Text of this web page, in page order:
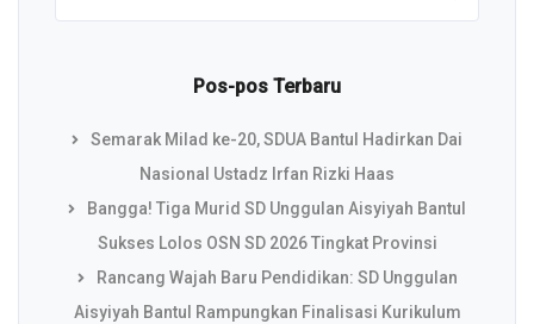
Pos-pos Terbaru
Semarak Milad ke-20, SDUA Bantul Hadirkan Dai
Nasional Ustadz Irfan Rizki Haas
Bangga! Tiga Murid SD Unggulan Aisyiyah Bantul
Sukses Lolos OSN SD 2026 Tingkat Provinsi
Rancang Wajah Baru Pendidikan: SD Unggulan
Aisyiyah Bantul Rampungkan Finalisasi Kurikulum